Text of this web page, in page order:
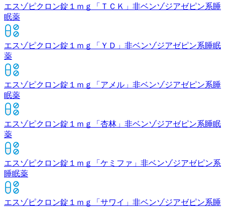
エスゾピクロン錠１ｍｇ「ＴＣＫ」 非ベンゾジアゼピン系睡
眠薬
エスゾピクロン錠１ｍｇ「ＹＤ」 非ベンゾジアゼピン系睡眠
薬
エスゾピクロン錠１ｍｇ「アメル」 非ベンゾジアゼピン系睡
眠薬
エスゾピクロン錠１ｍｇ「杏林」 非ベンゾジアゼピン系睡眠
薬
エスゾピクロン錠１ｍｇ「ケミファ」 非ベンゾジアゼピン系
睡眠薬
エスゾピクロン錠１ｍｇ「サワイ」 非ベンゾジアゼピン系睡